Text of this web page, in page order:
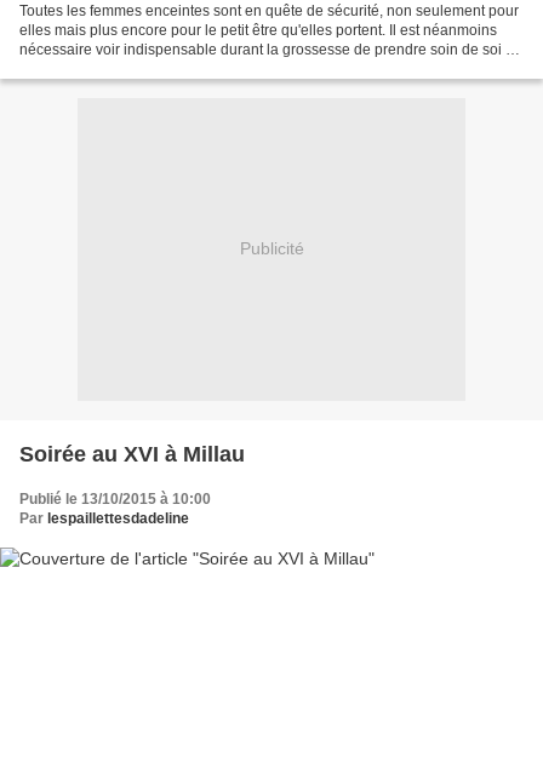
Toutes les femmes enceintes sont en quête de sécurité, non seulement pour
elles mais plus encore pour le petit être qu'elles portent. Il est néanmoins
nécessaire voir indispensable durant la grossesse de prendre soin de soi et
Publicité
Soirée au XVI à Millau
Publié le 13/10/2015 à 10:00
Par lespaillettesdadeline